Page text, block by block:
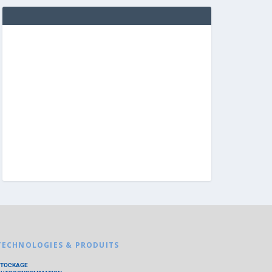
& PRODUITS